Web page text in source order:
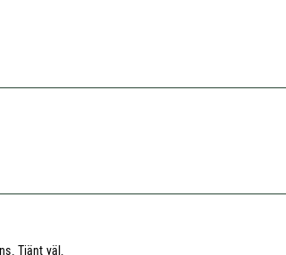
Tjänt väl.